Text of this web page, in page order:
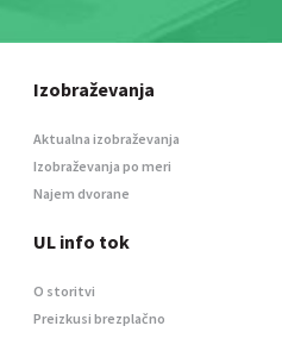
Izobraževanja
Aktualna izobraževanja
Izobraževanja po meri
Najem dvorane
UL info tok
O storitvi
Preizkusi brezplačno